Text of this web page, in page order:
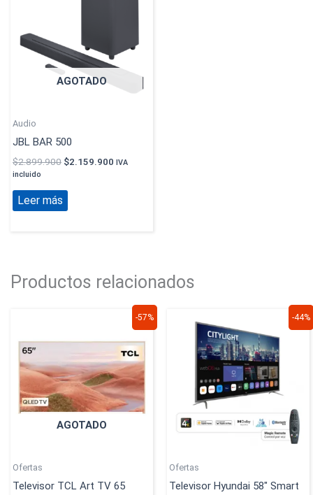
AGOTADO
Audio
JBL BAR 500
$2.899.900 $2.159.900 IVA
incluido
Leer más
Productos relacionados
-57%
AGOTADO
Ofertas
Televisor TCL Art TV 65
$7.599.900.
precio
es:
$3.259.900.
-44%
Ofertas
Televisor Hyundai 58″ Smart
precio
original
era:
$2.587.900.
precio
actual
es: